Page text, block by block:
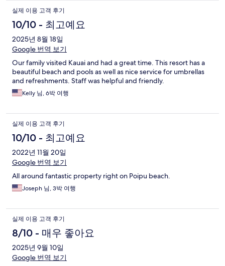
실제 이용 고객 후기
10/10 - 최고예요
2025년 8월 18일
Google 번역 보기
Our family visited Kauai and had a great time. This resort has a
beautiful beach and pools as well as nice service for umbrellas
and refreshments. Staff was helpful and friendly.
Kelly 님, 6박 여행
실제 이용 고객 후기
10/10 - 최고예요
2022년 11월 20일
Google 번역 보기
All around fantastic property right on Poipu beach.
Joseph 님, 3박 여행
실제 이용 고객 후기
8/10 - 매우 좋아요
2025년 9월 10일
Google 번역 보기